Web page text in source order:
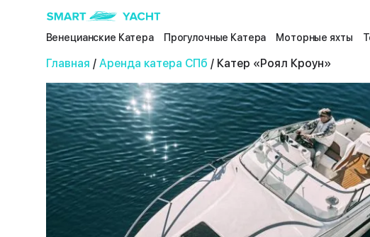
Венецианские Катера Прогулочные Катера Моторные яхты
Главная / Аренда катера СПб / Катер «Роял Кроун»